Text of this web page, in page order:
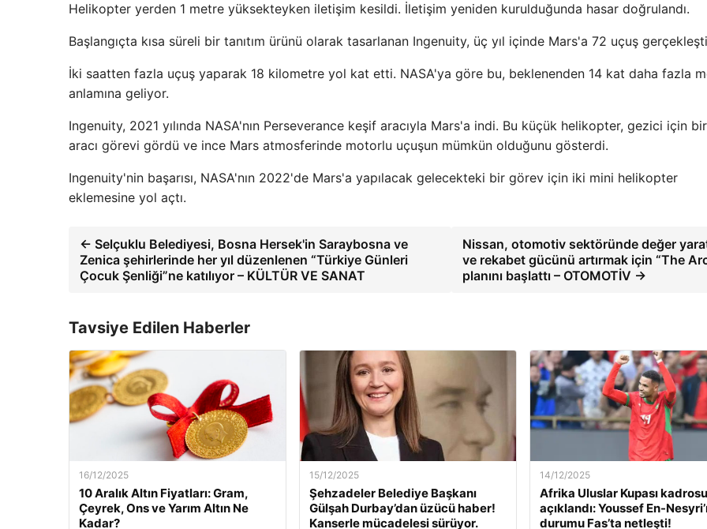
Helikopter yerden 1 metre yüksekteyken iletişim kesildi. İletişim yeniden kurulduğunda hasar doğrulandı.
Başlangıçta kısa süreli bir tanıtım ürünü olarak tasarlanan Ingenuity, üç yıl içinde Mars'a 72 uçuş
İki saatten fazla uçuş yaparak 18 kilometre yol kat etti. NASA'ya göre bu, beklenenden 14 kat daha fazla
anlamına geliyor.
Ingenuity, 2021 yılında NASA'nın Perseverance keşif aracıyla Mars'a indi. Bu küçük helikopter, gezici için
aracı görevi gördü ve ince Mars atmosferinde motorlu uçuşun mümkün olduğunu gösterdi.
Ingenuity'nin başarısı, NASA'nın 2022'de Mars'a yapılacak gelecekteki bir görev için iki mini helikopter
eklemesine yol açtı.
← Selçuklu Belediyesi, Bosna Hersek'in Saraybosna ve
Zenica şehirlerinde her yıl düzenlenen “Türkiye Günleri
Çocuk Şenliği”ne katılıyor – KÜLTÜR VE SANAT
Nissan, otomotiv sektöründe değer
ve rekabet gücünü artırmak için “The
planını başlattı – OTOMOTİV →
Tavsiye Edilen Haberler
16/12/2025
10 Aralık Altın Fiyatları: Gram,
Çeyrek, Ons ve Yarım Altın Ne
Kadar?
15/12/2025
Şehzadeler Belediye Başkanı
Gülşah Durbay’dan üzücü haber!
Kanserle mücadelesi sürüyor.
14/12/2025
Afrika Uluslar Kupası kadrosu
açıklandı: Youssef En-
durumu Fas’ta netleşti!